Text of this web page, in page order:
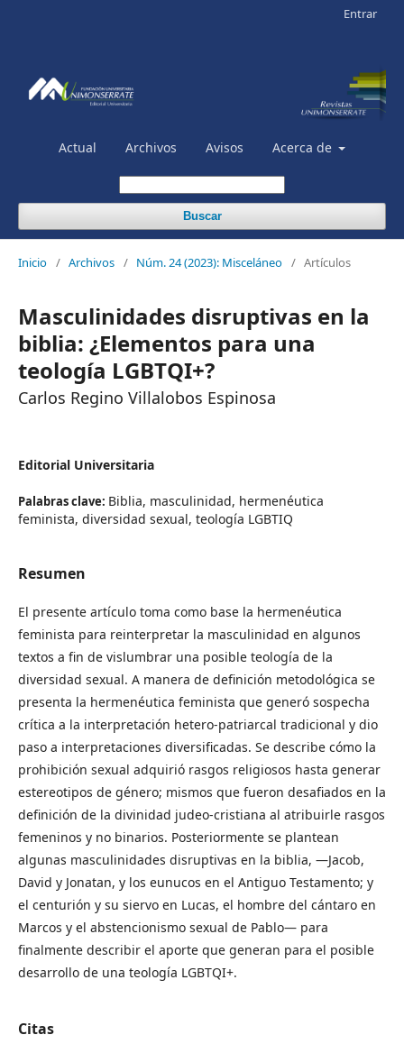
Actual Archivos Avisos Acerca de
Buscar
Entrar
Inicio / Archivos / Núm. 24 (2023): Misceláneo / Artículos
Masculinidades disruptivas en la
biblia: ¿Elementos para una
teología LGBTQI+?
Carlos Regino Villalobos Espinosa
Editorial Universitaria
Palabras clave: Biblia, masculinidad, hermenéutica
feminista, diversidad sexual, teología LGBTIQ
Resumen
El presente artículo toma como base la hermenéutica
feminista para reinterpretar la masculinidad en algunos
textos a fin de vislumbrar una posible teología de la
diversidad sexual. A manera de definición metodológica se
presenta la hermenéutica feminista que generó sospecha
crítica a la interpretación hetero-patriarcal tradicional y dio
paso a interpretaciones diversificadas. Se describe cómo la
prohibición sexual adquirió rasgos religiosos hasta generar
estereotipos de género; mismos que fueron desafiados en la
definición de la divinidad judeo-cristiana al atribuirle rasgos
femeninos y no binarios. Posteriormente se plantean
algunas masculinidades disruptivas en la biblia, —Jacob,
David y Jonatan, y los eunucos en el Antiguo Testamento; y
el centurión y su siervo en Lucas, el hombre del cántaro en
Marcos y el abstencionismo sexual de Pablo— para
finalmente describir el aporte que generan para el posible
desarrollo de una teología LGBTQI+.
Citas